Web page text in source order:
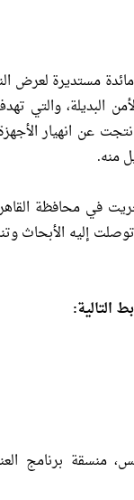
نظرة للدراسات النسوية يوم 30 أبريل 2013 مائدة
البديلة، والتي
عن انهيار
في محافظة
إليه الأبحاث
التالية:
منسقة برنامج